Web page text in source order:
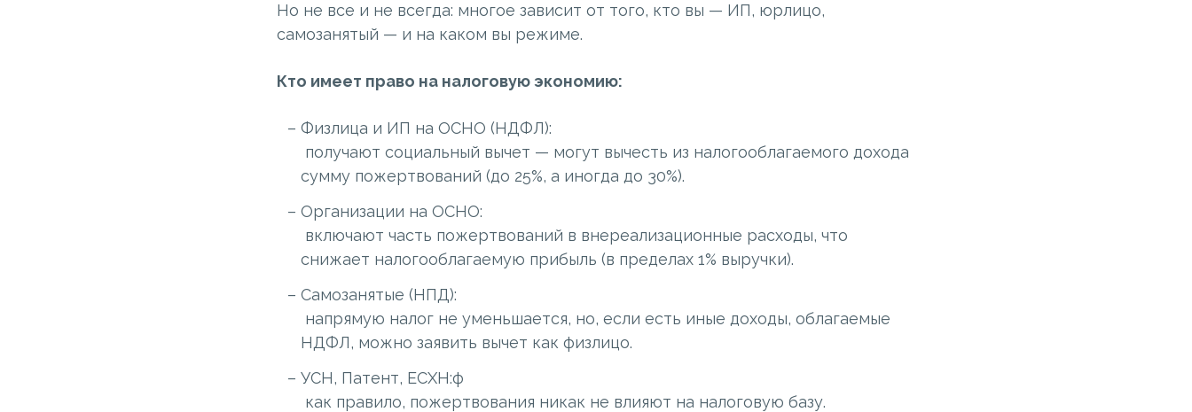
Но не все и не всегда: многое зависит от того, кто вы — ИП, юрлицо,
самозанятый — и на каком вы режиме.
Кто имеет право на налоговую экономию:
Физлица и ИП на ОСНО (НДФЛ):
получают социальный вычет — могут вычесть из налогооблагаемого дохода
сумму пожертвований (до 25%, а иногда до 30%).
Организации на ОСНО:
включают часть пожертвований в внереализационные расходы, что
снижает налогооблагаемую прибыль (в пределах 1% выручки).
Самозанятые (НПД):
напрямую налог не уменьшается, но, если есть иные доходы, облагаемые
НДФЛ, можно заявить вычет как физлицо.
УСН, Патент, ЕСХН:ф
как правило, пожертвования никак не влияют на налоговую базу.